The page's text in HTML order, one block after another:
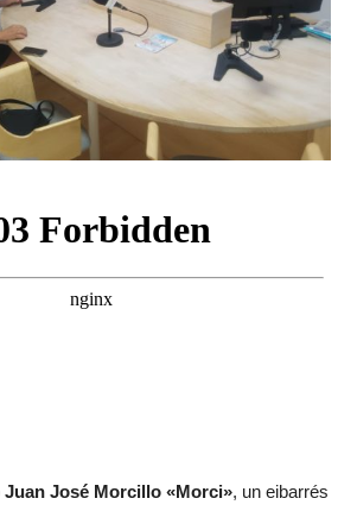
Juan José Morcillo «Morci», un eibarrés